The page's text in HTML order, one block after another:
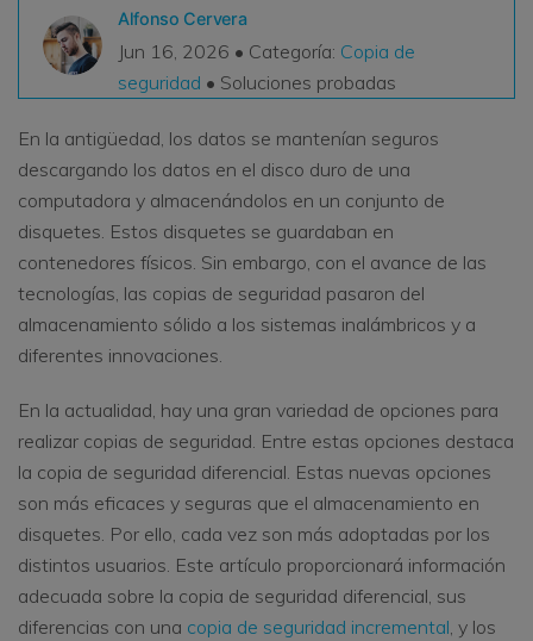
Recupera datos perdidos/eliminados gratis
Pruébalo Gratis
Otros Productos
Repairit - Reparar Datos
UBackit - Respaldar Datos
Alfonso Cervera
Jun 16, 2026 • Categoría: Copia de
seguridad • Soluciones probadas
En la antigüedad, los datos se mantenían seguros
descargando los datos en el disco duro de una
computadora y almacenándolos en un conjunto de
disquetes. Estos disquetes se guardaban en
contenedores físicos. Sin embargo, con el avance de las
tecnologías, las copias de seguridad pasaron del
almacenamiento sólido a los sistemas inalámbricos y a
diferentes innovaciones.
En la actualidad, hay una gran variedad de opciones para
realizar copias de seguridad. Entre estas opciones destaca
la copia de seguridad diferencial. Estas nuevas opciones
son más eficaces y seguras que el almacenamiento en
disquetes. Por ello, cada vez son más adoptadas por los
distintos usuarios. Este artículo proporcionará información
adecuada sobre la copia de seguridad diferencial, sus
diferencias con una copia de seguridad incremental, y los